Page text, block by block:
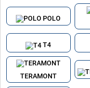
POLO
T4
TERAMONT